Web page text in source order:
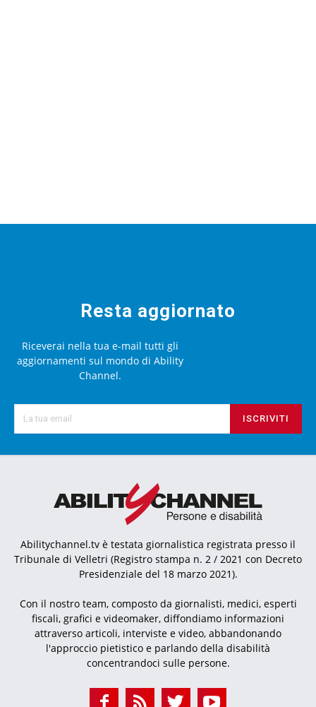
Resta aggiornato
Riceverai nella tua e-mail tutti gli
aggiornamenti sul mondo di Ability
Channel.
ISCRIVITI
Abilitychannel.tv è testata giornalistica registrata presso il
Tribunale di Velletri (Registro stampa n. 2 / 2021 con Decreto
Presidenziale del 18 marzo 2021).
Con il nostro team, composto da giornalisti, medici, esperti
fiscali, grafici e videomaker, diffondiamo informazioni
attraverso articoli, interviste e video, abbandonando
l'approccio pietistico e parlando della disabilità
concentrandoci sulle persone.